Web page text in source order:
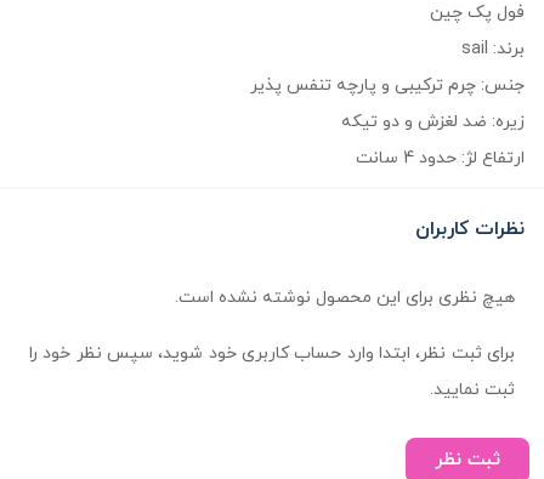
فول پک چین
برند: sail
جنس: چرم ترکیبی و پارچه تنفس پذیر
زیره: ضد لغزش و دو تیکه
ارتفاع لژ: حدود 4 سانت
نظرات کاربران
هیچ نظری برای این محصول نوشته نشده است.
برای ثبت نظر، ابتدا وارد حساب کاربری خود شوید، سپس نظر خود را
ثبت نمایید.
ثبت نظر